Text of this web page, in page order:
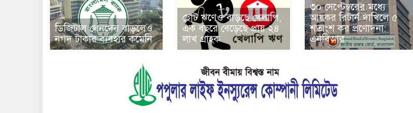
ডিজিটাল লেনদেন বাড়লেও
নগদ টাকার ব্যবহার কমেনি
ছোট ঋণেও বাড়ছে খেলাপি,
এক বছরে বেড়েছে প্রায় ২৪
লাখ গ্রাহক
৩০ সেপ্টেম্বরের মধ্যে
আয়কর রিটার্ন দাখিলে ৫
শতাংশ কর প্রণোদনা:
এনবিআর